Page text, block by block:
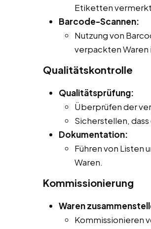
Etiketten
Barcode-Scannen:
Nutzung von
verpackten Waren
Qualitätskontrolle
Qualitätsprüfung:
Überprüfen der
Sicherstellen,
Dokumentation:
Führen von Listen
Waren.
Kommissionierung
Waren
Kommissionieren